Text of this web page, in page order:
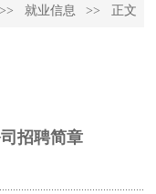
>> 就业信息 >> 正文
招聘简章